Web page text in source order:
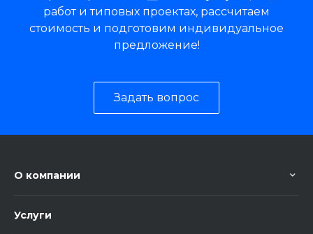
работ и типовых проектах, рассчитаем
стоимость и подготовим индивидуальное
предложение!
Задать вопрос
О компании
Услуги